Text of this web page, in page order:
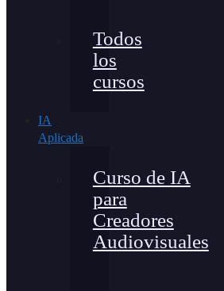
Todos
los
cursos
IA
Aplicada
Curso de IA
para
Creadores
Audiovisuales